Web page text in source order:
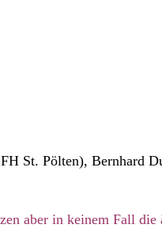
St. Pölten), Bernhard
aber in keinem Fall